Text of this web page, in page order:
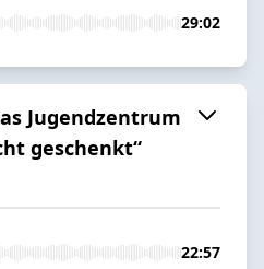
29:02
Jugendzentrum
geschenkt“
22:57